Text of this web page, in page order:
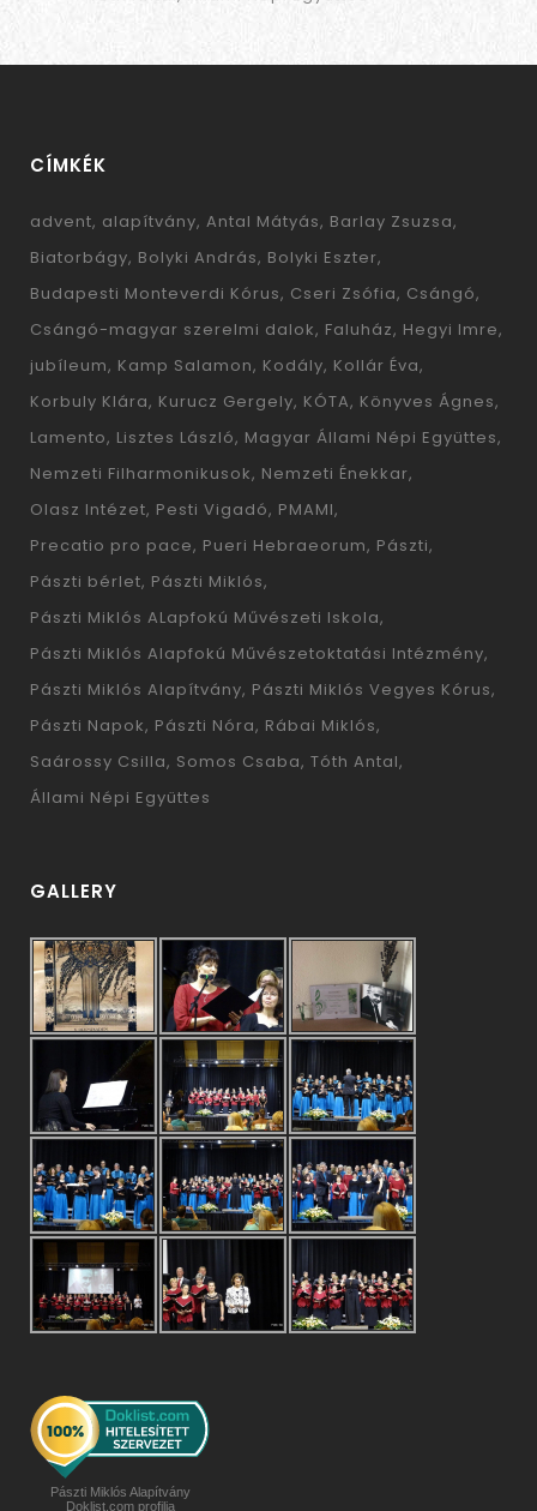
CÍMKÉK
advent alapítvány Antal Mátyás Barlay Zsuzsa
Biatorbágy Bolyki András Bolyki Eszter
Budapesti Monteverdi Kórus Cseri Zsófia Csángó
Csángó-magyar szerelmi dalok Faluház Hegyi Imre
jubíleum Kamp Salamon Kodály Kollár Éva
Korbuly Klára Kurucz Gergely KÓTA Könyves Ágnes
Lamento Lisztes László Magyar Állami Népi Együttes
Nemzeti Filharmonikusok Nemzeti Énekkar
Olasz Intézet Pesti Vigadó PMAMI
Precatio pro pace Pueri Hebraeorum Pászti
Pászti bérlet Pászti Miklós
Pászti Miklós ALapfokú Művészeti Iskola
Pászti Miklós Alapfokú Művészetoktatási Intézmény
Pászti Miklós Alapítvány Pászti Miklós Vegyes Kórus
Pászti Napok Pászti Nóra Rábai Miklós
Saárossy Csilla Somos Csaba Tóth Antal
Állami Népi Együttes
GALLERY
Pászti Miklós Alapítvány
Doklist.com profilja